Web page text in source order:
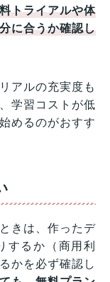
トライアルや体
に合うか確認し
アルの充実度も
学習コストが低
めるのがおすす
きは、作ったデ
するか（商用利
かを必ず確認し